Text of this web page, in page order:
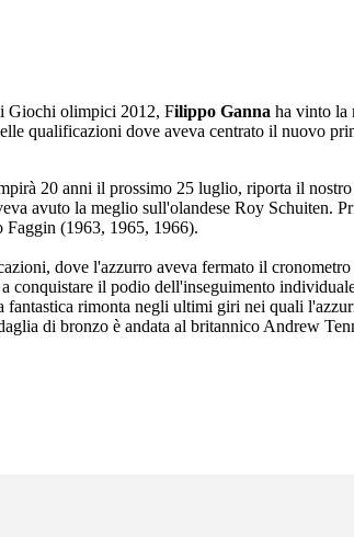
Giochi olimpici 2012, Filippo Ganna ha vinto la
qualificazioni dove aveva centrato il nuovo
20 anni il prossimo 25 luglio, riporta il
avuto la meglio sull'olandese Roy Schuiten.
(1963, 1965, 1966).
dove l'azzurro aveva fermato il
il podio dell'inseguimento
rimonta negli ultimi giri nei quali
di bronzo è andata al britannico Andrew